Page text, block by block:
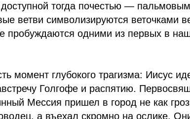
тогда почестью —
ветви символизируются веточками
пробуждаются одними из первых в
момент глубокого трагизма: Иисус
Голгофе и распятию.
Мессия пришел в город не как
а въехал скромно на ослике.